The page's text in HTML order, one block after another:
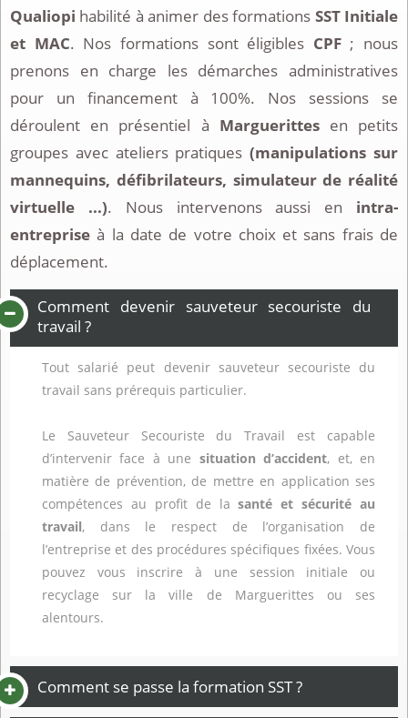
Qualiopi habilité à animer des formations SST Initiale
et MAC. Nos formations sont éligibles CPF; nous
prenons en charge les démarches administratives
pour un financement à 100%. Nos sessions se
déroulent en présentiel à Marguerittesen petits
groupes avec ateliers pratiques(manipulations sur
mannequins, défibrilateurs, simulateur de réalité
virtuelle ...). Nous intervenons aussi en intra-
entreprise à la date de votre choix et sans frais de
déplacement.
Comment devenir sauveteur secouriste du
travail ?
Tout salarié peut devenir sauveteur secouriste du
travail sans prérequis particulier.
Le Sauveteur Secouriste du Travail est capable
d’intervenir face à une situation d’accident, et, en
matière de prévention, de mettre en application ses
compétences au profit de lasanté et sécurité au
travail, dans le respect de l’organisation de
l’entreprise et des procédures spécifiques fixées. Vous
pouvez vous inscrire à une session initiale ou
recyclage sur la ville de Marguerittes ou ses
alentours.
Comment se passe la formation SST ?